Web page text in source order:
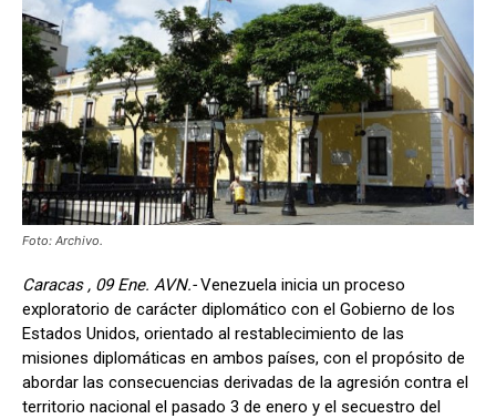
Foto: Archivo.
Caracas , 09 Ene. AVN.-Venezuela inicia un proceso
exploratorio de carácter diplomático con el Gobierno de los
Estados Unidos, orientado al restablecimiento de las
misiones diplomáticas en ambos países, con el propósito de
abordar las consecuencias derivadas de la agresión contra el
territorio nacional el pasado 3 de enero y el secuestro del